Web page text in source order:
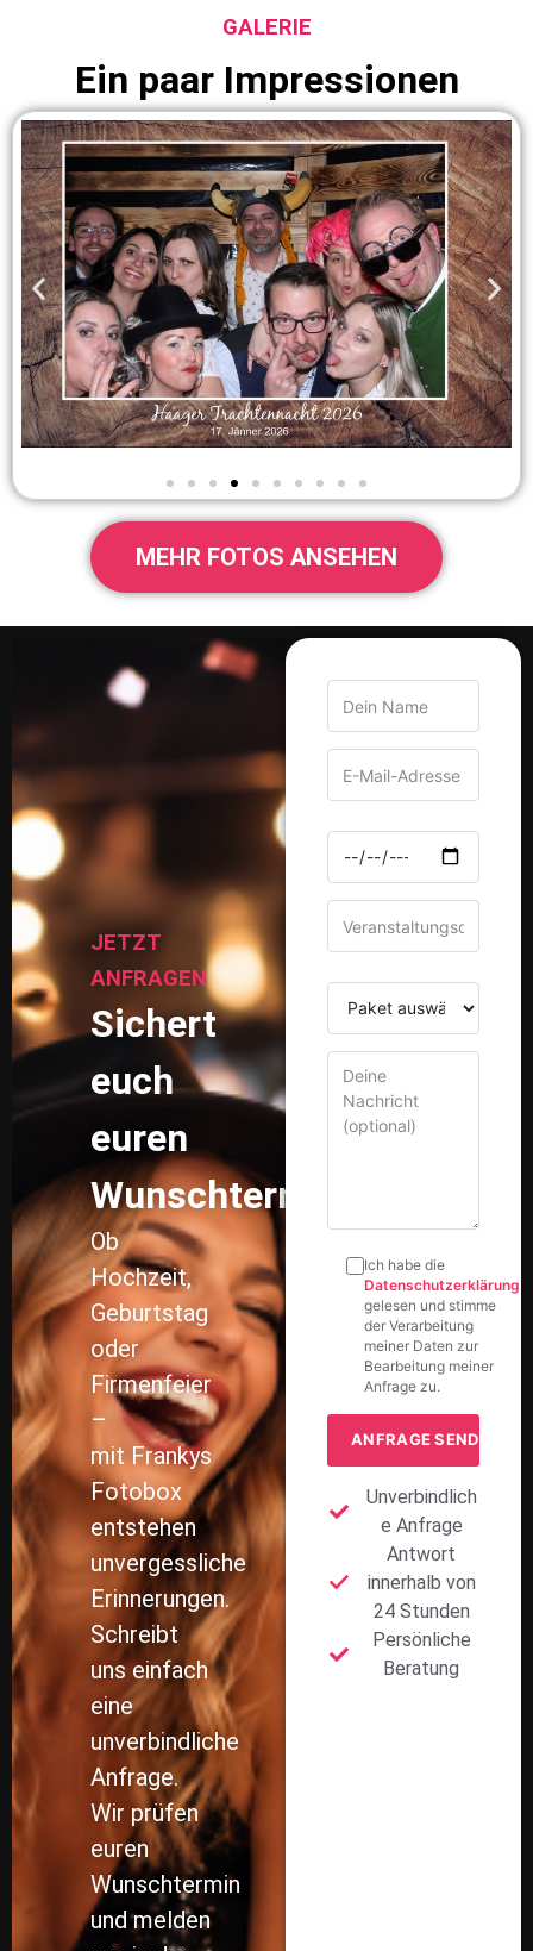
MEHR FOTOS ANSEHEN
ANFRAGEN
euch
euren
Wunschtermin!
Ob
Hochzeit,
Geburtstag
Firmenfeier
–
mit Frankys
Fotobox
entstehen
unvergessliche
Erinnerungen.
Schreibt
uns einfach
eine
unverbindliche
Anfrage.
Wir prüfen
euren
Wunschtermin
und melden
uns in der
Regel
innerhalb
von 24
Stunden bei
euch.
Datenschutzerklärung
gelesen und stimme
der Verarbeitung
meiner Daten zur
Bearbeitung meiner
Anfrage zu.
e Anfrage
Antwort
innerhalb von
24 Stunden
Persönliche
Beratung